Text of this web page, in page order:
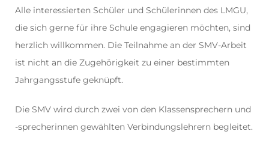
Alle interessierten Schüler und Schülerinnen des LMGU,
die sich gerne für ihre Schule engagieren möchten, sind
herzlich willkommen. Die Teilnahme an der SMV-Arbeit
ist nicht an die Zugehörigkeit zu einer bestimmten
Jahrgangsstufe geknüpft.
Die SMV wird durch zwei von den Klassensprechern und
-sprecherinnen gewählten Verbindungslehrern begleitet.